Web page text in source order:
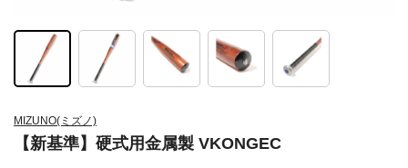
MIZUNO(ミズノ)
【新基準】硬式用金属製 VKONGEC